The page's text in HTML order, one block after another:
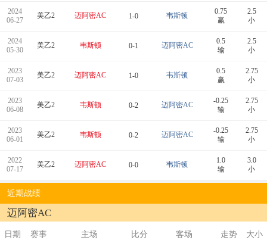
2024
06-27
美乙2 迈阿密AC 1-0 韦斯顿
0.75
赢
2.5
小
2024
05-30
美乙2 韦斯顿 0-1 迈阿密AC
0.5
输
2.5
小
2023
07-03
美乙2 迈阿密AC 1-0 韦斯顿
0.5
赢
2.75
小
2023
06-08
美乙2 韦斯顿 0-2 迈阿密AC
-0.25
输
2.75
小
2023
06-01
美乙2 韦斯顿 0-2 迈阿密AC
-0.25
输
2.75
小
2022
07-17
美乙2 迈阿密AC 0-0 韦斯顿
1.0
输
3.0
小
近期战绩
迈阿密AC
日期 赛事 主场 比分 客场 走势 大小